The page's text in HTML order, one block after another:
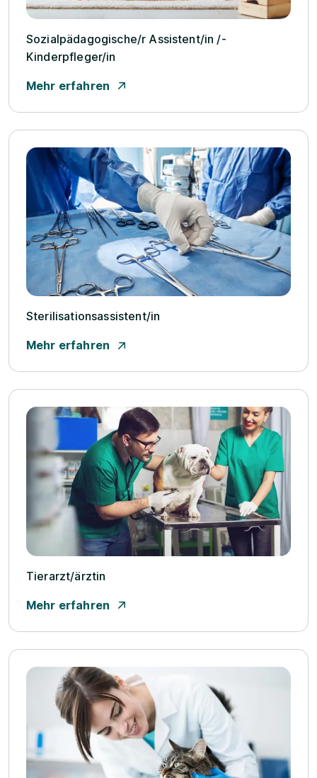
Sozialpädagogische/­r Assistent/­in /­
Kinderpfleger/­in
Mehr erfahren
Sterilisationsassistent/­in
Mehr erfahren
Tierarzt/­ärztin
Mehr erfahren